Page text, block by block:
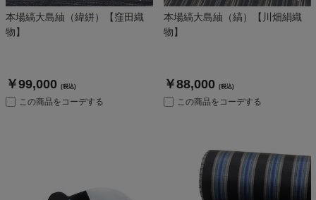
本場縞大島紬（緯絣）【窪田織
物】
￥99,000 (税込)
この商品をコーデする
本場縞大島紬（縞）【川畑絹織
物】
￥88,000 (税込)
この商品をコーデする